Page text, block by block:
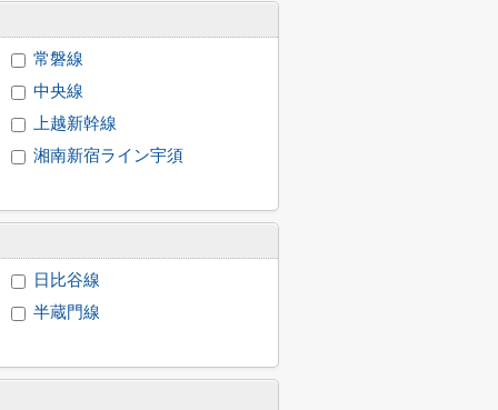
常磐線
中央線
上越新幹線
湘南新宿ライン宇須
日比谷線
半蔵門線